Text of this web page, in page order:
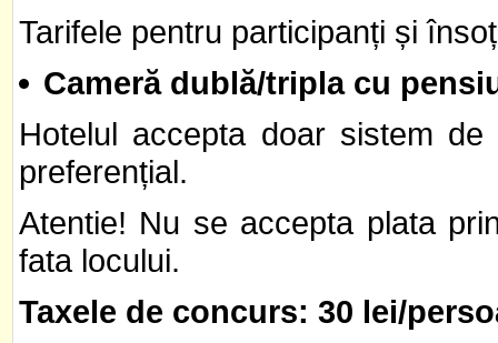
Tarifele pentru participanți și
Cameră dublă/tripla cu
Hotelul accepta doar sistem
preferențial.
Atentie! Nu se accepta plata
fata locului.
Taxele de concurs: 30 lei/